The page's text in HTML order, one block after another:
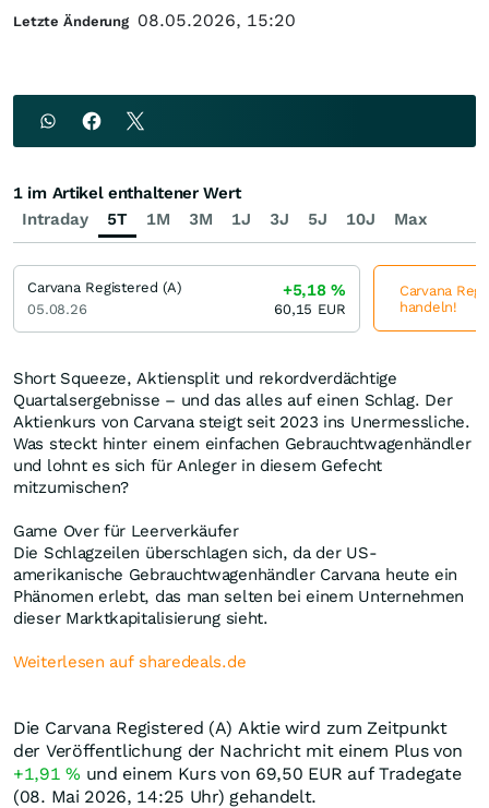
Short Squeeze, Aktiensplit und rekordverdächtige
Quartalsergebnisse – und das alles auf einen Schlag. Der
Aktienkurs von Carvana steigt seit 2023 ins Unermessliche.
Was steckt hinter einem einfachen Gebrauchtwagenhändler
und lohnt es sich für Anleger in diesem Gefecht
mitzumischen?
Game Over für Leerverkäufer
Die Schlagzeilen überschlagen sich, da der US-
amerikanische Gebrauchtwagenhändler Carvana heute ein
Phänomen erlebt, das man selten bei einem Unternehmen
dieser Marktkapitalisierung sieht.
Weiterlesen auf sharedeals.de
Die Carvana Registered (A) Aktie wird zum Zeitpunkt
der Veröffentlichung der Nachricht mit einem Plus von
+1,91% und einem Kurs von 69,50 EUR auf Tradegate
(08. Mai 2026, 14:25 Uhr) gehandelt.
Letzte Änderung 08.05.2026, 15:20
Intraday 5T 1M 3M 1J 3J 5J 10J Max
1 im Artikel enthaltener Wert
Carvana Registered (A)
05.08.26
+5,18%
60,15 EUR
Carvana
handeln!